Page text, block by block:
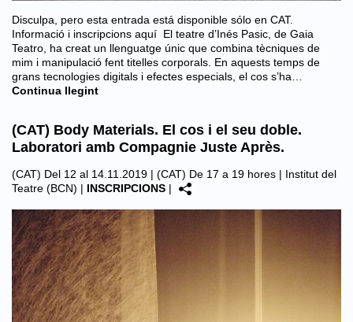
Disculpa, pero esta entrada está disponible sólo en CAT.
Informació i inscripcions aquí El teatre d’Inés Pasic, de Gaia
Teatro, ha creat un llenguatge únic que combina tècniques de
mim i manipulació fent titelles corporals. En aquests temps de
grans tecnologies digitals i efectes especials, el cos s’ha…
Continua llegint
(CAT) Body Materials. El cos i el seu doble.
Laboratori amb Compagnie Juste Après.
(CAT) Del 12 al 14.11.2019 | (CAT) De 17 a 19 hores | Institut del
Teatre (BCN) | INSCRIPCIONS |